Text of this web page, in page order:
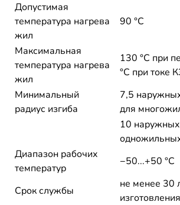
Допустимая
температура нагрева
жил
90 °C
Максимальная
температура нагрева
жил
130 °C при
°C при токе
Минимальный
радиус изгиба
7,5
для
10
Диапазон рабочих
температур
−50...+50 °C
Срок службы
не менее 30
изготовления